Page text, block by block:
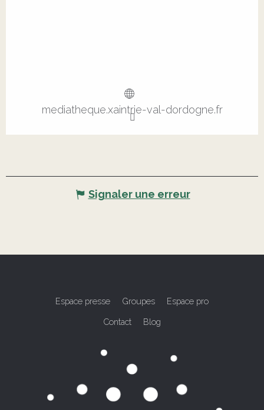
mediatheque.xaintrie-val-dordogne.fr
Signaler une erreur
Espace presse Groupes Espace pro
Contact Blog